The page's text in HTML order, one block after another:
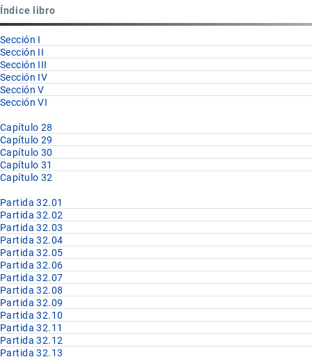
Índice libro
Sección I
Sección II
Sección III
Sección IV
Sección V
Sección VI
Capítulo 28
Capítulo 29
Capítulo 30
Capítulo 31
Capítulo 32
Partida 32.01
Partida 32.02
Partida 32.03
Partida 32.04
Partida 32.05
Partida 32.06
Partida 32.07
Partida 32.08
Partida 32.09
Partida 32.10
Partida 32.11
Partida 32.12
Partida 32.13